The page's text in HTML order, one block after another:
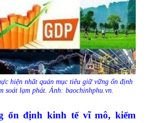
hiện nhất quán mục tiêu giữ vững ổn định
soát lạm phát. Ảnh: baochinhphu.vn.
ổn định kinh tế vĩ mô, kiểm